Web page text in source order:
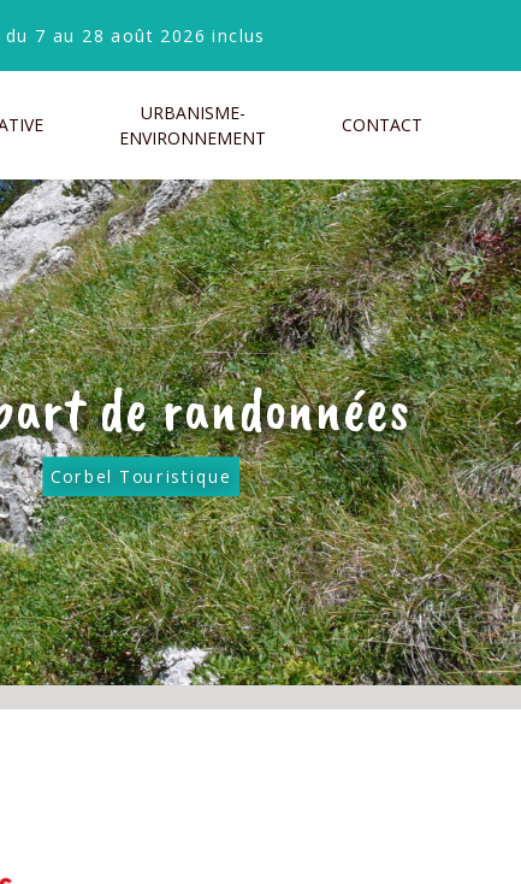
du 7 au 28 août 2026 inclus
URBANISME-
ENVIRONNEMENT
CONTACT
de randonnées
Corbel Touristique